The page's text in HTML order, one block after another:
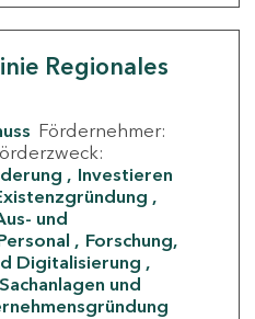
Regionales
Fördernehmer:
Investieren
und
Forschung,
Digitalisierung
und